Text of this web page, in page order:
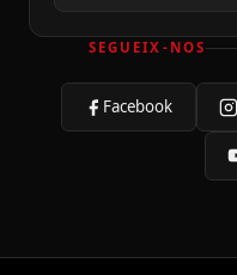
SEGUEIX-NOS
Facebook